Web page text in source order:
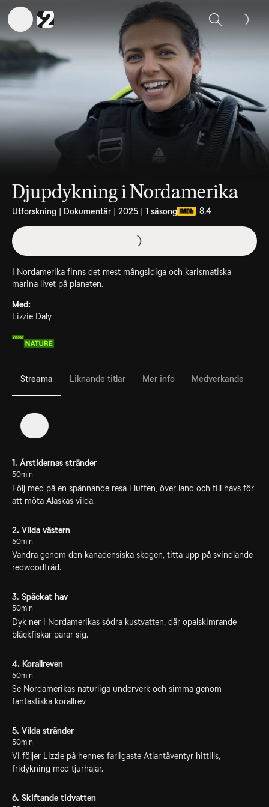
Sök
Djupdykning i Nordamerika
Utforskning | Dokumentär | 2025 | 1 säsong 8.4
I Nordamerika finns det mest mångsidiga och karismatiska
marina livet på planeten.
Med:
Lizzie Daly
Streama Liknande titlar Mer info Medverkande
1. Årstidernas stränder
50min
Följ med på en spännande resa i luften, över land och till havs för
att möta Alaskas vilda.
2. Vilda västern
50min
Vandra genom den kanadensiska skogen, titta upp på svindlande
redwoodträd.
3. Späckat hav
50min
Dyk ner i Nordamerikas södra kustvatten, där opalskimrande
bläckfiskar parar sig.
4. Korallreven
50min
Se Nordamerikas naturliga underverk och simma genom
fantastiska korallrev
5. Vilda stränder
50min
Vi följer Lizzie på hennes farligaste Atlantäventyr hittills,
fridykning med tjurhajar.
6. Skiftande tidvatten